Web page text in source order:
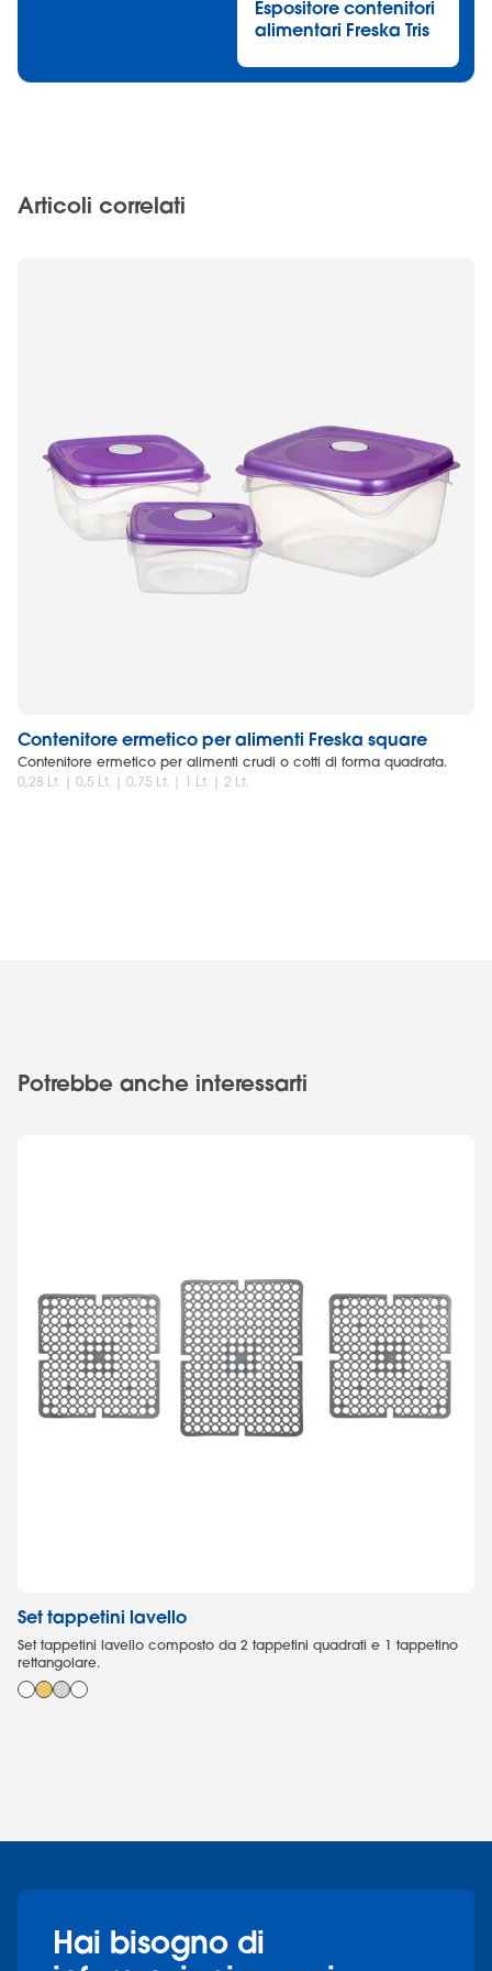
Espositore contenitori
alimentari Freska Tris
Articoli correlati
Contenitore ermetico per alimenti Freska square
Contenitore ermetico per alimenti crudi o cotti di forma quadrata.
0,28 Lt. | 0,5 Lt. | 0,75 Lt. | 1 Lt. | 2 Lt.
Potrebbe anche interessarti
Set tappetini lavello
Set tappetini lavello composto da 2 tappetini quadrati e 1 tappetino
rettangolare.
Hai bisogno di